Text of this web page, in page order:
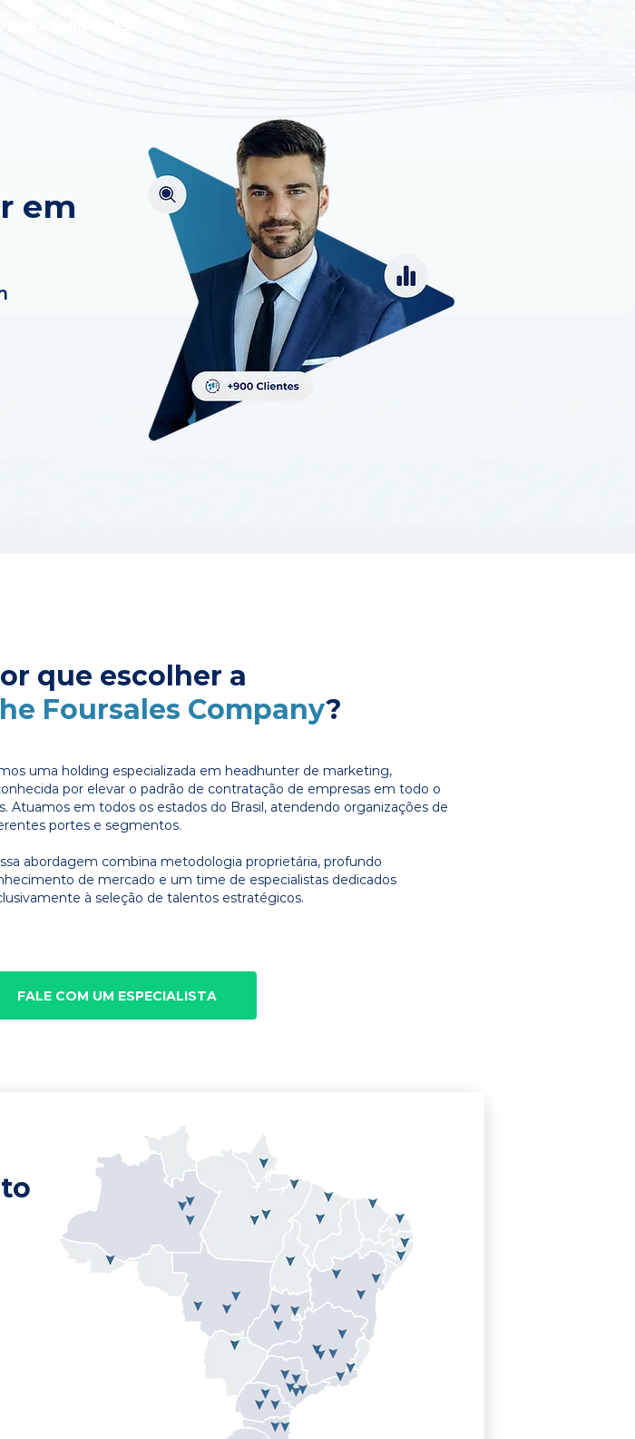
em
que escolher a
Foursales Company?
uma holding especializada em headhunter de marketing,
por elevar o padrão de contratação de empresas em todo o
Atuamos em todos os estados do Brasil, atendendo organizações de
portes e segmentos.
abordagem combina metodologia proprietária, profundo
de mercado e um time de especialistas dedicados
à seleção de talentos estratégicos.
FALE COM UM ESPECIALISTA